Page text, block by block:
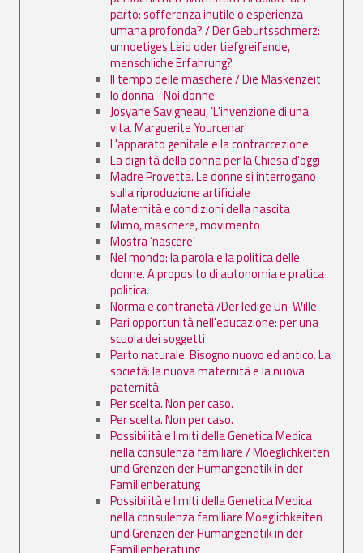
parto: sofferenza inutile o esperienza
umana profonda? / Der Geburtsschmerz:
unnoetiges Leid oder tiefgreifende,
menschliche Erfahrung?
Il tempo delle maschere / Die Maskenzeit
Io donna - Noi donne
Josyane Savigneau, ’L'invenzione di una
vita. Marguerite Yourcenar'
L'apparato genitale e la contraccezione
La dignità della donna per la Chiesa d'oggi
Madre Provetta. Le donne si interrogano
sulla riproduzione artificiale
Maternità e condizioni della nascita
Mimo, maschere, movimento
Mostra ’nascere’
Nel mondo: la parola e la politica delle
donne. A proposito di autonomia e pratica
politica.
Norma e contrarietà /Der ledige Un-Wille
Pari opportunità nell'educazione: per una
scuola dei soggetti
Parto naturale. Bisogno nuovo ed antico. La
società: la nuova maternità e la nuova
paternità
Per scelta. Non per caso.
Per scelta. Non per caso.
Possibilità e limiti della Genetica Medica
nella consulenza familiare / Moeglichkeiten
und Grenzen der Humangenetik in der
Familienberatung
Possibilità e limiti della Genetica Medica
nella consulenza familiare Moeglichkeiten
und Grenzen der Humangenetik in der
Familienberatung